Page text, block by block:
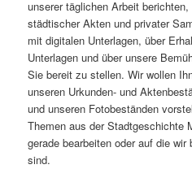
unserer täglichen Arbeit
städtischer Akten und privater
mit digitalen Unterlagen, über
Unterlagen und über unsere
Sie bereit zu stellen. Wir wollen
unseren Urkunden- und
und unseren Fotobeständen
Themen aus der Stadtgeschichte
gerade bearbeiten oder auf die
sind.